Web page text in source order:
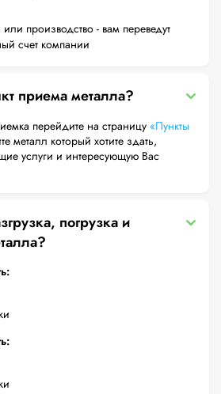
производство - вам переведут
счет компании
приема металла?
перейдите на страницу «Пункты
металл который хотите здать,
погрузка и